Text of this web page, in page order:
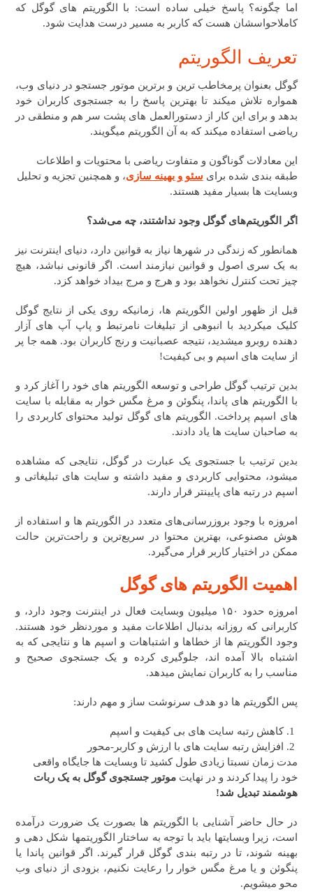
اما چگونه؟ پاسخ خیلی ساده است: با الگوریتم های گوگل که
کاملاحواسشان هست که کاربر به مسیر درست هدایت شود.
تعریف الگوریتم
گوگل بعنوان پرمخاطب ترین و برترین موتور جستجو در دنیای وب،
همواره تلاش میکند تا بهترین پاسخ را به جستجوی کاربران خود
بدهد و برای این کار از دستورالعمل های پشت سر هم و منطقی در
ریاضی استفاده میکند که به آن الگوریتم میگویند.
این معادلات گوناگون و متفاوت ریاضی با محتویات و اطلاعات
طبقه بندی شده برای سئو و بهینه سازی، و همچنین تجزیه و تحلیل
وبسایت ها بسیار مفید هستند.
اگر الگوریتم‌های گوگل وجود نداشتند، چه می‌شد؟
همانطور که زندگی در شهرها نیاز به قوانین دارد، دنیای اینترنت نیز
به یک سری اصول و قوانین نیازمند است. اگر قانونی نباشد، هیچ
چیز تحت کنترل نخواهد بود و هرج و مرج بیداد خواهد کزد.
قبل از ظهور اولین الگوریتم ها، زمانیکه روی یکی از نتایج گوگل
کلیک میکردید با انبوهی از تبلیغات نامرتبط و پاپ آپ های آزار
دهنده روبرو میشدید، نتیجه عصبانیت و رنج کاربران بود. همه جا پر
از سایت های اسپم و بی کیفیت!
بدین ترتیب گوگل طراحی و توسعه الگوریتم های خود را آغاز کرد و
با الگوریتم های پاندا، پنگوئن و مرغ مگس خوار به مقابله با سایت
های اسپم پرداخت. الگوریتم های گوگل تولید محتوای کاربردی را
به صاحبان سایت ها یاد دادند.
بدین ترتیب با جستجوی یک عبارت در گوگل، نتایجی که مشاهده
میشود، محتوایی کاربردی و مفید داشته و سایت های تبلیغاتی و
اسپم در رتبه های پایینتر قرار دارند.
امروزه با وجود بروزرسانی‌های متعدد در الگوریتم ها و استفاده از
هوش مصنوعی، بهترین محتوا در سریع‌ترین و راحت‌ترین حالت
ممکن در اختیار کاربر قرار می‌گیرد.
اهمیت الگوریتم های گوگل
امروزه حدود ۱۵۰ میلیون وبسایت فعال در اینترنت وجود دارد، و
کاربرانی که روزانه بدنبال اطلاعات مفید و موردنظر خود هستند.
وجود الگوریتم ها از خطاها و اشتباهات و اسپم ها و نتایجی که به
اشتباه بالا آمده اند، جلوگیری کرده و یک جستجوی صحیح و
مناسب را به کاربران نمایش میدهد.
پس الگوریتم ها دو هدف سرنوشت ساز و مهم دارند:
کاهش رتبه سایت های بی کیفیت و اسپم
افزایش رتبه سایت های با ارزش و کاربر-محور
مدت زمان نسبتا زیادی طول کشید تا وبسایت ها جایگاه واقعی
خود را پیدا کردند و در نهایتموتور جستجوی گوگل به یک ربات
هوشمند تبدیل شد!
در حال حاضر آشنایی با الگوریتم ها بصورت یک ضرورت درآمده
است، زیرا وبسایتها باید با توجه به ساختار الگوریتمها شکل دهی و
بهینه شوند، تا در رتبه بندی گوگل قرار گیرند. اگر قوانین پاندا یا
پنگوئن و یا مرغ مگس خوار را رعایت نکنیم، بزودی از دنیای وب
محو میشویم.